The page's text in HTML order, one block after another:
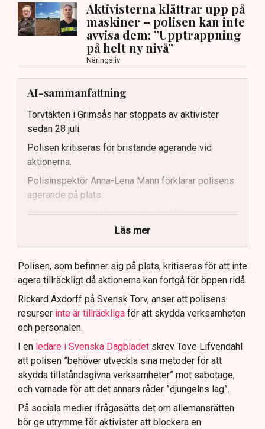
Aktivisterna klättrar upp på
maskiner – polisen kan inte
avvisa dem: ”Upptrappning
på helt ny nivå”
Näringsliv
AI-sammanfattning
Torvtäkten i Grimsås har stoppats av aktivister
sedan 28 juli.
Polisen kritiseras för bristande agerande vid
aktionerna.
Polisinspektör Anna-Lena Mann förklarar polisens
agerande på plats.
40 personer misstänks med cirka 120
brottsmisstankar kopplade.
Polisen använder drönare och uniformerad polis
för att dokumentera bevis.
Samtidigt är polisarbetet komplext när det gäller
att navigera juridiska rättigheter och gränser.
Läs mer
Polisen, som befinner sig på plats, kritiseras för att inte
agera tillräckligt då aktionerna kan fortgå för öppen ridå.
Rickard Axdorff på Svensk Torv, anser att polisens
resurser inte är tillräckliga för att skydda verksamheten
och personalen.
I en ledare i Svenska Dagbladet skrev Tove Lifvendahl
att polisen ”behöver utveckla sina metoder för att
skydda tillståndsgivna verksamheter” mot sabotage,
och varnade för att det annars råder ”djungelns lag”.
På sociala medier ifrågasätts det om allemansrätten
bör ge utrymme för aktivister att blockera en